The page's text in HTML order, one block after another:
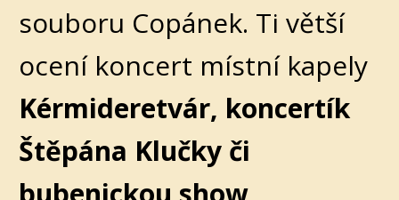
souboru Copánek. Ti větší
ocení koncert místní kapely
Kérmideretvár, koncertík
Štěpána Klučky či